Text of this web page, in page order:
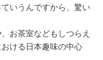
いうんですから、驚い
お茶室などもしつらえ
ける日本趣味の中心